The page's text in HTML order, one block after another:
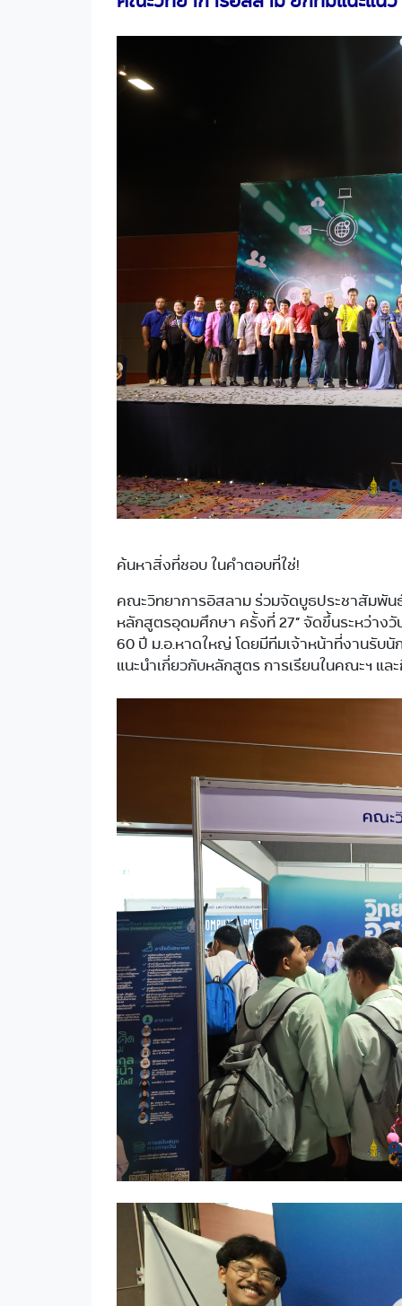
ค้นหาสิ่งที่ชอบ ในคำตอบที่ใช่!
คณะวิทยาการอิสลาม ร่วมจัดบูธประชาสัมพัน
หลักสูตรอุดมศึกษา ครั้งที่ 27” จัดขึ้นระหว่า
60 ปี ม.อ.หาดใหญ่ โดยมีทีมเจ้าหน้าที่งานรั
แนะนำเกี่ยวกับหลักสูตร การเรียนในคณะฯ แ